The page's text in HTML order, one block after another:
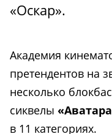
«Оскар».
Академия
претендентов на
несколько
сиквелы
в 11 категориях.